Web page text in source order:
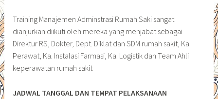
Training Manajemen Adminstrasi Rumah Saki sangat
dianjurkan diikuti oleh mereka yang menjabat sebagai
Direktur RS, Dokter, Dept. Diklat dan SDM rumah sakit, Ka.
Perawat, Ka. Instalasi Farmasi, Ka. Logistik dan Team Ahli
keperawatan rumah sakit
JADWAL TANGGAL DAN TEMPAT PELAKSANAAN